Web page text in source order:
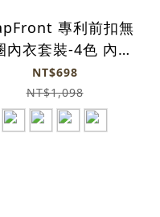
專利前扣無
內衣套裝-4色 內衣
+內褲
NT$698
NT$1,098